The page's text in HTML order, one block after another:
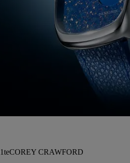
COREY CRAWFORD